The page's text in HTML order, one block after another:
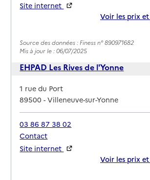
Site internet
Voir les prix
Source des données : Finess n° 890971682
Mis à jour le : 06/07/2025
EHPAD Les Rives de l'Yonne
Adresse
1 rue du Port
89500-Villeneuve-sur-Yonne
03 86 87 38 02
Contact
Site internet
Voir les prix